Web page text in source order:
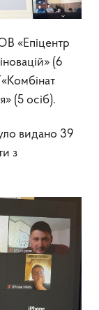
«Епіцентр
(6
(5 осіб).
видано 39
з